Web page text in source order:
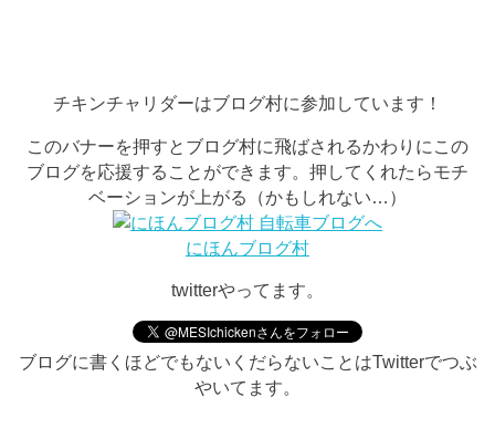
チキンチャリダーはブログ村に参加しています！
このバナーを押すとブログ村に飛ばされるかわりにこの
ブログを応援することができます。押してくれたらモチ
ベーションが上がる（かもしれない…）
にほんブログ村
twitterやってます。
ブログに書くほどでもないくだらないことはTwitterでつぶ
やいてます。